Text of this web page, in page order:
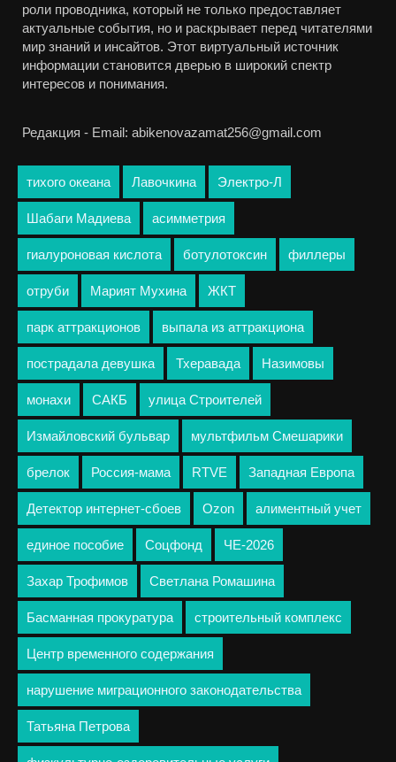
роли проводника, который не только предоставляет
актуальные события, но и раскрывает перед читателями
мир знаний и инсайтов. Этот виртуальный источник
информации становится дверью в широкий спектр
интересов и понимания.
Редакция - Email: abikenovazamat256@gmail.com
тихого океана Лавочкина Электро-Л
Шабаги Мадиева асимметрия
гиалуроновая кислота ботулотоксин филлеры
отруби Марият Мухина ЖКТ
парк аттракционов выпала из аттракциона
пострадала девушка Тхеравада Назимовы
монахи САКБ улица Строителей
Измайловский бульвар мультфильм Смешарики
брелок Россия-мама RTVE Западная Европа
Детектор интернет-сбоев Ozon алиментный учет
единое пособие Соцфонд ЧЕ-2026
Захар Трофимов Светлана Ромашина
Басманная прокуратура строительный комплекс
Центр временного содержания
нарушение миграционного законодательства
Татьяна Петрова